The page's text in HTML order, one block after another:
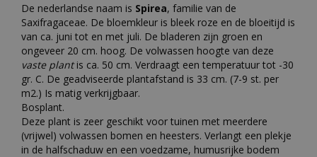
De nederlandse naam is Spirea, familie van de
Saxifragaceae. De bloemkleur is bleek roze en de bloeitijd is
van ca. juni tot en met juli. De bladeren zijn groen en
ongeveer 20 cm. hoog. De volwassen hoogte van deze
vaste plantis ca. 50 cm. Verdraagt een temperatuur tot -30
gr. C. De geadviseerde plantafstand is 33 cm. (7-9 st. per
m2.) Is matig verkrijgbaar.
Bosplant.
Deze plant is zeer geschikt voor tuinen met meerdere
(vrijwel) volwassen bomen en heesters. Verlangt een plekje
in de halfschaduw en een voedzame, humusrijke bodem